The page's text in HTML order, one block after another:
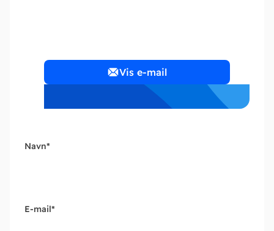
Vis e-mail
Navn*
E-mail*